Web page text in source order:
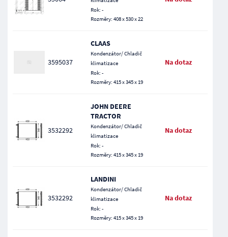
Rok: -
Rozměry: 408 x 530 x 22
3595037
CLAAS
Kondenzátor/ Chladič
klimatizace
Rok: -
Rozměry: 415 x 345 x 19
Na dotaz
3532292
JOHN DEERE
TRACTOR
Kondenzátor/ Chladič
klimatizace
Rok: -
Rozměry: 415 x 345 x 19
Na dotaz
3532292
LANDINI
Kondenzátor/ Chladič
klimatizace
Rok: -
Rozměry: 415 x 345 x 19
Na dotaz